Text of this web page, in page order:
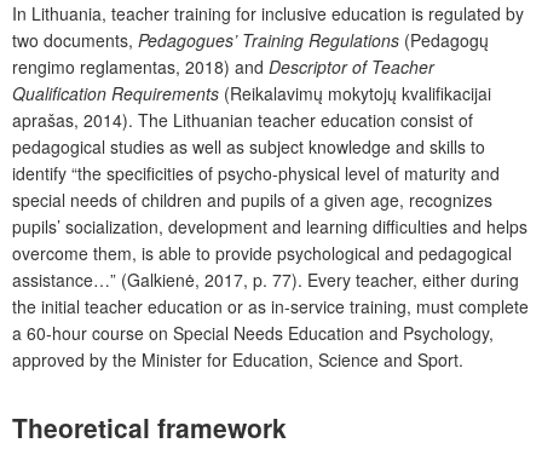
In Lithuania, teacher training for inclusive education is regulated by
two documents, Pedagogues’ Training Regulations (Pedagogų
rengimo reglamentas, 2018) and Descriptor of Teacher
Qualification Requirements (Reikalavimų mokytojų kvalifikacijai
aprašas, 2014). The Lithuanian teacher education consist of
pedagogical studies as well as subject knowledge and skills to
identify “the specificities of psycho-physical level of maturity and
special needs of children and pupils of a given age, recognizes
pupils’ socialization, development and learning difficulties and helps
overcome them, is able to provide psychological and pedagogical
assistance…” (Galkienė, 2017, p. 77). Every teacher, either during
the initial teacher education or as in-service training, must complete
a 60-hour course on Special Needs Education and Psychology,
approved by the Minister for Education, Science and Sport.
Theoretical framework